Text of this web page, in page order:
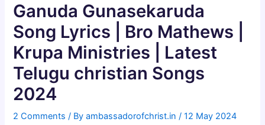
Ganuda Gunasekaruda
Song Lyrics | Bro Mathews |
Krupa Ministries | Latest
Telugu christian Songs
2024
2 Comments / Byambassadorofchrist.in/12 May 2024